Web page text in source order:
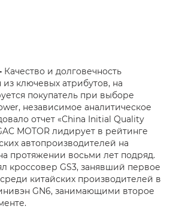
Качество и долговечность
ключевых атрибутов, на
покупатель при выборе
независимое аналитическое
отчет «China Initial Quality
MOTOR лидирует в рейтинге
автопроизводителей на
протяжении восьми лет подряд.
кроссовер GS3, занявший первое
китайских производителей в
GN6, занимающими второе